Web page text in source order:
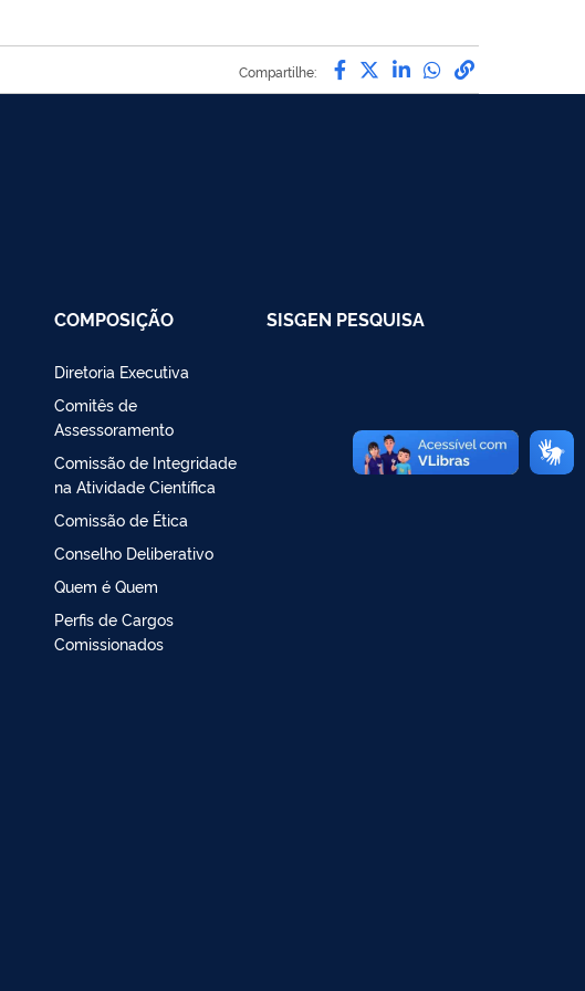
Compartilhe: Compartilhe por
Compartilhe por
Compartilhe por
Compartilhe
link para
COMPOSIÇÃO
Diretoria Executiva
Comitês de
Assessoramento
Comissão de Integridade
na Atividade Científica
Comissão de Ética
Conselho Deliberativo
Quem é Quem
Perfis de Cargos
Comissionados
SISGEN PESQUISA